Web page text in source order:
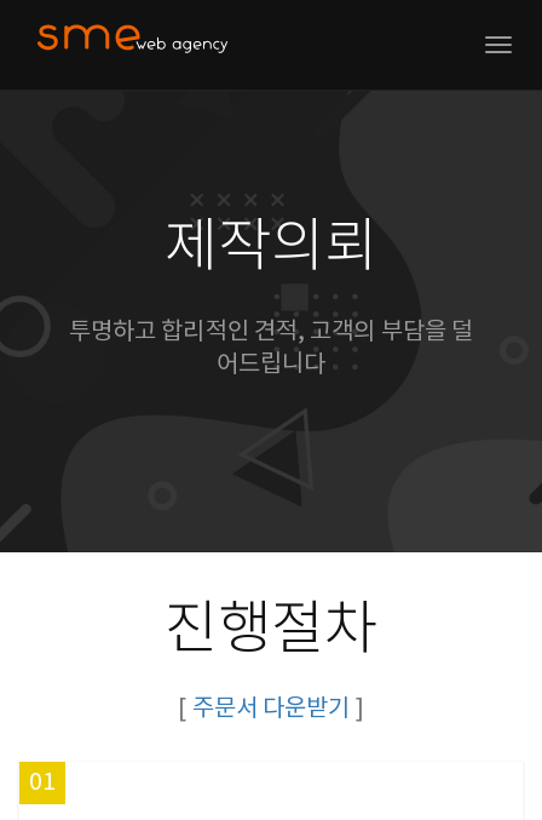
제작의뢰
투명하고 합리적인 견적, 고객의 부담을 덜
어드립니다
진행절차
[ 주문서 다운받기 ]
01